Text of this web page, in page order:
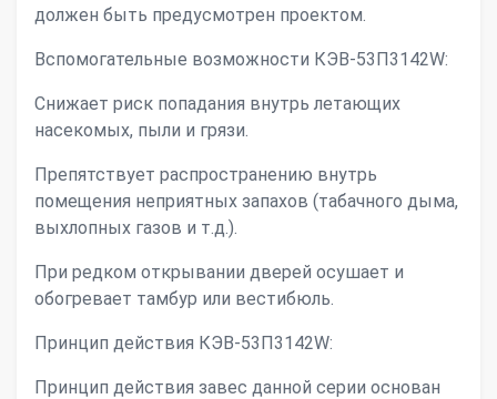
должен быть предусмотрен проектом.
Вспомогательные возможности КЭВ-53П3142W:
Снижает риск попадания внутрь летающих
насекомых, пыли и грязи.
Препятствует распространению внутрь
помещения неприятных запахов (табачного дыма,
выхлопных газов и т.д.).
При редком открывании дверей осушает и
обогревает тамбур или вестибюль.
Принцип действия КЭВ-53П3142W:
Принцип действия завес данной серии основан